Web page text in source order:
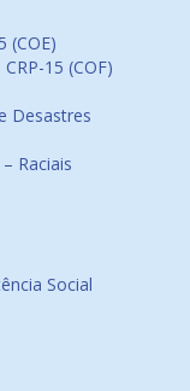
(COE)
15 (COF)
Desastres
Raciais
Social